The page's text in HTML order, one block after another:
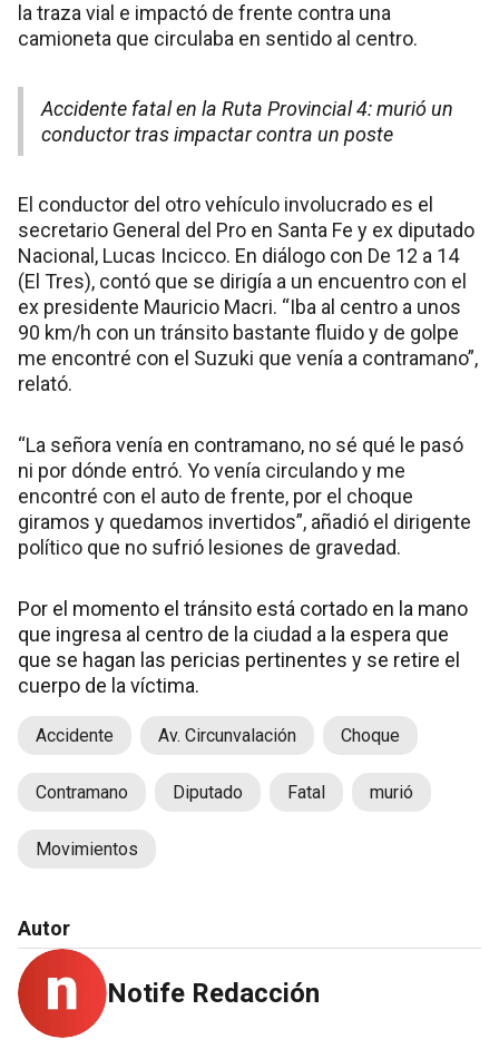
la traza vial e impactó de frente contra una
camioneta que circulaba en sentido al centro.
Accidente fatal en la Ruta Provincial 4: murió un
conductor tras impactar contra un poste
El conductor del otro vehículo involucrado es el
secretario General del Pro en Santa Fe y ex diputado
Nacional, Lucas Incicco. En diálogo con De 12 a 14
(El Tres), contó que se dirigía a un encuentro con el
ex presidente Mauricio Macri. “Iba al centro a unos
90 km/h con un tránsito bastante fluido y de golpe
me encontré con el Suzuki que venía a contramano”,
relató.
“La señora venía en contramano, no sé qué le pasó
ni por dónde entró. Yo venía circulando y me
encontré con el auto de frente, por el choque
giramos y quedamos invertidos”, añadió el dirigente
político que no sufrió lesiones de gravedad.
Por el momento el tránsito está cortado en la mano
que ingresa al centro de la ciudad a la espera que
que se hagan las pericias pertinentes y se retire el
cuerpo de la víctima.
Accidente Av. Circunvalación Choque
Contramano Diputado Fatal murió
Movimientos
Autor
Notife Redacción